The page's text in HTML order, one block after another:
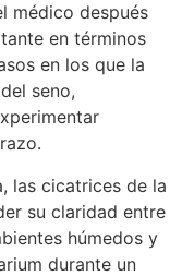
médico después
en términos
en los que la
seno,
las cicatrices de la
su claridad entre
húmedos y
durante un